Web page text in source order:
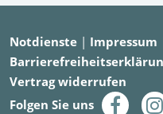
Notdienste | Impressum
Vertrag widerrufen
Folgen Sie uns